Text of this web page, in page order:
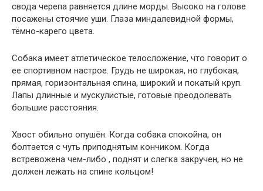
свода черепа равняется длине морды. Высоко на голове
посажены стоячие уши. Глаза миндалевидной формы,
тёмно-карего цвета.
Собака имеет атлетическое телосложение, что говорит о
ее спортивном настрое. Грудь не широкая, но глубокая,
прямая, горизонтальная спина, широкий и покатый круп.
Лапы длинные и мускулистые, готовые преодолевать
большие расстояния.
Хвост обильно опушён. Когда собака спокойна, он
болтается с чуть приподнятым кончиком. Когда
встревожена чем-либо , поднят и слегка закручен, но не
должен лежать на спине кольцом!